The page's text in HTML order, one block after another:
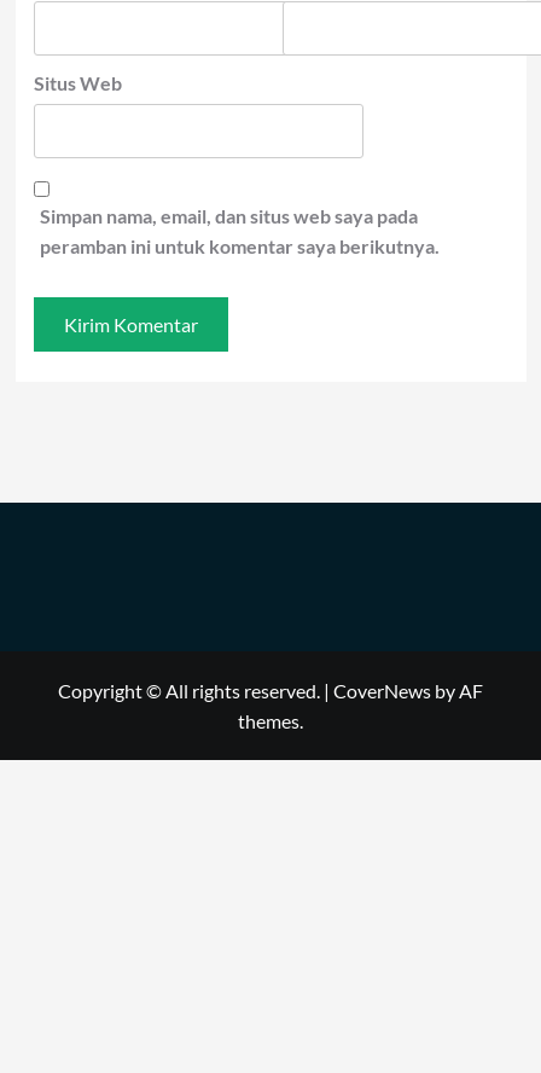
Situs Web
Simpan nama, email, dan situs web saya pada
peramban ini untuk komentar saya berikutnya.
Copyright © All rights reserved. | CoverNews by AF
themes.